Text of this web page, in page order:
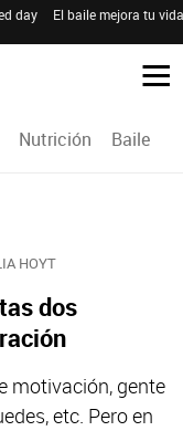
day El baile mejora tu
Nutrición Baile
HOYT
dos
motivación, gente
etc. Pero en